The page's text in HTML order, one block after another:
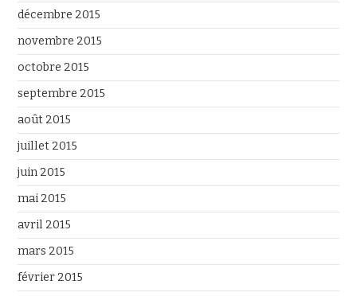
décembre 2015
novembre 2015
octobre 2015
septembre 2015
août 2015
juillet 2015
juin 2015
mai 2015
avril 2015
mars 2015
février 2015